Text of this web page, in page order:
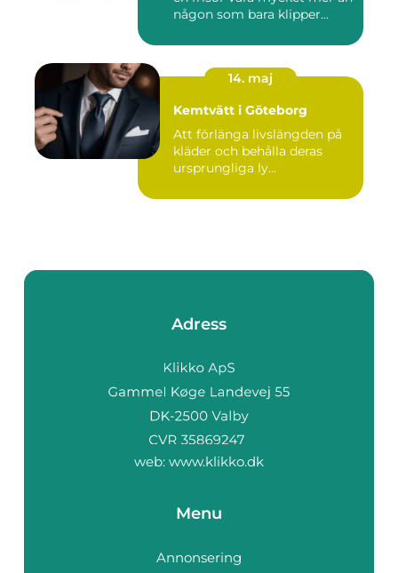
någon som bara klipper...
14. maj
Kemtvätt i Göteborg
Att förlänga livslängden på
kläder och behålla deras
ursprungliga ly...
Adress
web: www.klikko.dk
Menu
Annonsering